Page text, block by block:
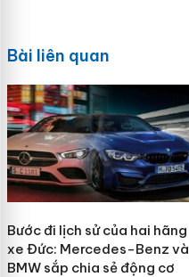
Bài liên quan
Bước đi lịch sử của hai hãng
xe Đức: Mercedes-Benz và
BMW sắp chia sẻ động cơ